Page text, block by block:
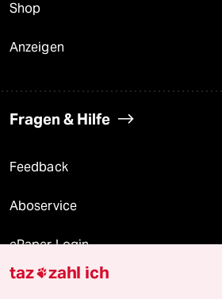
Shop
Anzeigen
Fragen & Hilfe
Feedback
Aboservice
ePaper Login
Downloads für Abonnierende
taz zahl ich